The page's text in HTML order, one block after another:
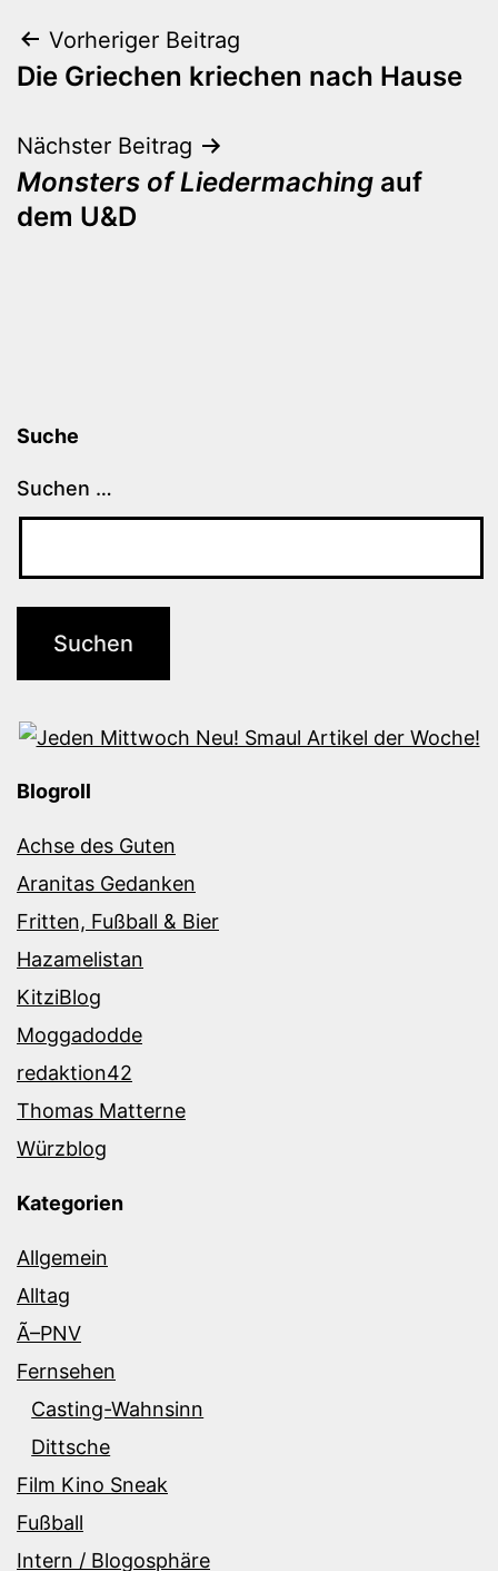
Beitragsnavigation
Vorheriger Beitrag
Die Griechen kriechen nach Hause
Nächster Beitrag
Monsters of Liedermaching auf
dem U&D
Suche
Suchen …
Blogroll
Achse des Guten
Aranitas Gedanken
Fritten, Fußball & Bier
Hazamelistan
KitziBlog
Moggadodde
redaktion42
Thomas Matterne
Würzblog
Kategorien
Allgemein
Alltag
Ã–PNV
Fernsehen
Casting-Wahnsinn
Dittsche
Film Kino Sneak
Fußball
Intern / Blogosphäre